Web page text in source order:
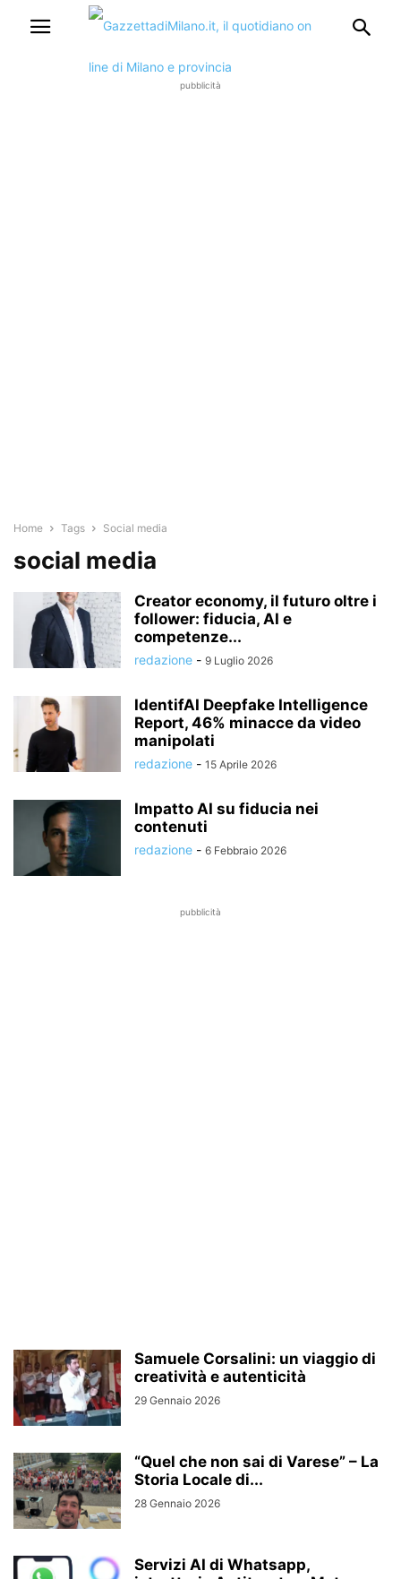
pubblicità
Home Tags Social media
social media
Creator economy, il futuro oltre i
follower: fiducia, AI e
competenze...
redazione - 9 Luglio 2026
IdentifAI Deepfake Intelligence
Report, 46% minacce da video
manipolati
redazione - 15 Aprile 2026
Impatto AI su fiducia nei
contenuti
redazione - 6 Febbraio 2026
pubblicità
Samuele Corsalini: un viaggio di
creatività e autenticità
29 Gennaio 2026
“Quel che non sai di Varese” – La
Storia Locale di...
28 Gennaio 2026
Servizi AI di Whatsapp,